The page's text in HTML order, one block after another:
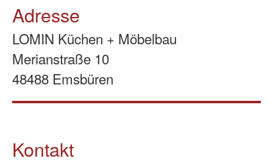
Adresse
LOMIN Küchen + Möbelbau
Merianstraße 10
48488 Emsbüren
Kontakt